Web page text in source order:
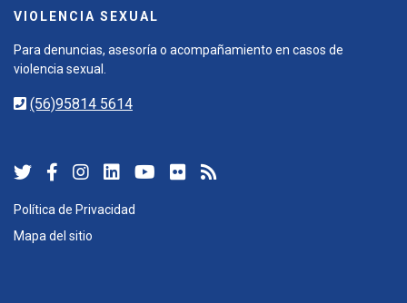
VIOLENCIA SEXUAL
Para denuncias, asesoría o acompañamiento en casos de
violencia sexual.
(56)95814 5614
Política de Privacidad
Mapa del sitio